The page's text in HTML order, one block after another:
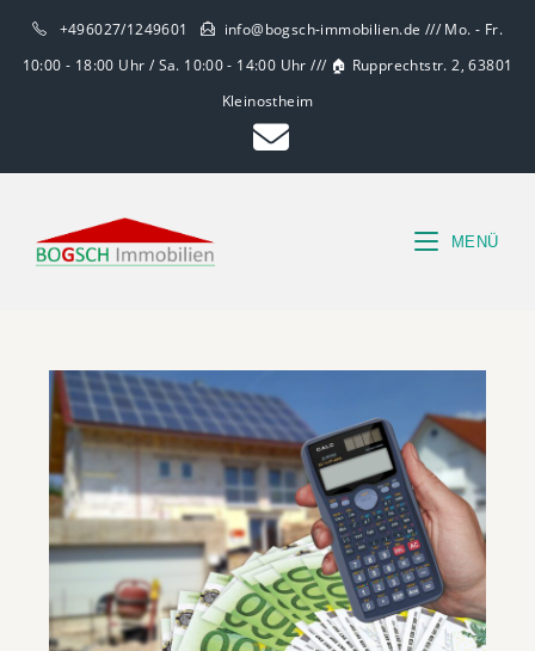
+496027/1249601
info@bogsch-immobilien.de /// Mo. - Fr.
10:00 - 18:00 Uhr / Sa. 10:00 - 14:00 Uhr /// 🏠 Rupprechtstr. 2, 63801
Kleinostheim
MENÜ